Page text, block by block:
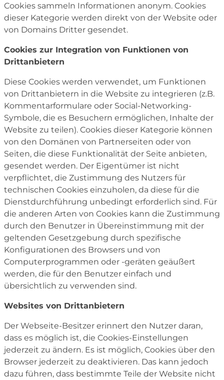
Cookies sammeln Informationen anonym. Cookies
dieser Kategorie werden direkt von der Website oder
von Domains Dritter gesendet.
Cookies zur Integration von Funktionen von
Drittanbietern
Diese Cookies werden verwendet, um Funktionen
von Drittanbietern in die Website zu integrieren (z.B.
Kommentarformulare oder Social-Networking-
Symbole, die es Besuchern ermöglichen, Inhalte der
Website zu teilen). Cookies dieser Kategorie können
von den Domänen von Partnerseiten oder von
Seiten, die diese Funktionalität der Seite anbieten,
gesendet werden. Der Eigentümer ist nicht
verpflichtet, die Zustimmung des Nutzers für
technischen Cookies einzuholen, da diese für die
Dienstdurchführung unbedingt erforderlich sind. Für
die anderen Arten von Cookies kann die Zustimmung
durch den Benutzer in Übereinstimmung mit der
geltenden Gesetzgebung durch spezifische
Konfigurationen des Browsers und von
Computerprogrammen oder -geräten geäußert
werden, die für den Benutzer einfach und
übersichtlich zu verwenden sind.
Websites von Drittanbietern
Der Webseite-Besitzer erinnert den Nutzer daran,
dass es möglich ist, die Cookies-Einstellungen
jederzeit zu ändern. Es ist möglich, Cookies über den
Browser jederzeit zu deaktivieren. Das kann jedoch
dazu führen, dass bestimmte Teile der Website nicht